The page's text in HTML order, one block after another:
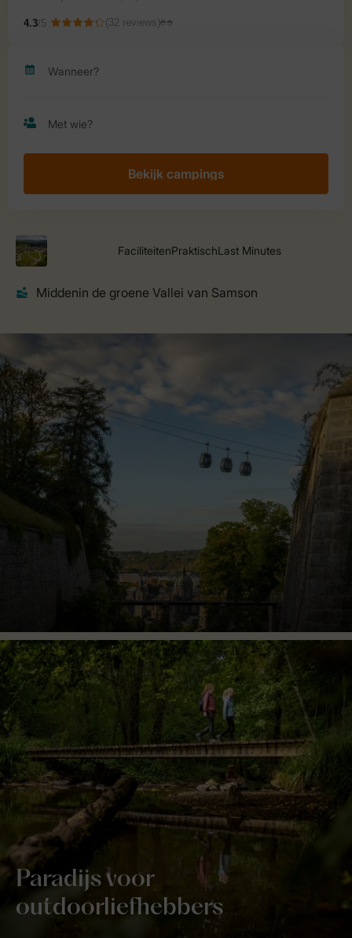
Bekijk campings
Paradijs voor
outdoorliefhebbers